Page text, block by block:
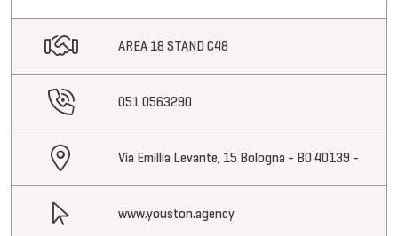
AREA 18 STAND C48
051 0563290
Via Emillia Levante, 15 Bologna - BO 40139 -
www.youston.agency